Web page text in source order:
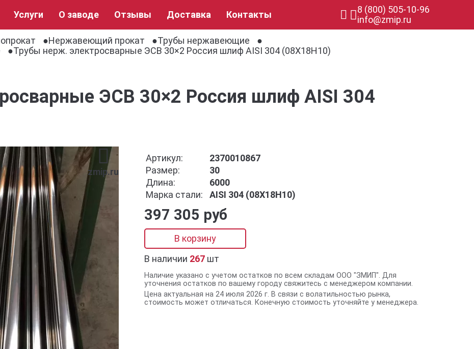
Услуги О заводе Отзывы Доставка Контакты
8 (800) 505-10-96
info@zmip.ru
Нержавеющий прокат
Трубы нержавеющие
Трубы нерж. электросварные ЭСВ 30×2 Россия шлиф AISI 304 (08Х18Н10)
ЭСВ 30×2 Россия шлиф AISI 304
zmip.ru
Артикул:
2370010867
Размер:
30
Длина:
6000
Марка стали:
AISI 304 (08Х18Н10)
397 305 руб
В корзину
В наличии 267 шт
Наличие указано с учетом остатков по всем складам ООО "ЗМИП". Для
уточнения остатков по вашему городу свяжитесь с менеджером компании.
Цена актуальная на 24 июля 2026 г. В связи с волатильностью рынка,
стоимость может отличаться. Конечную стоимость уточняйте у менеджера.